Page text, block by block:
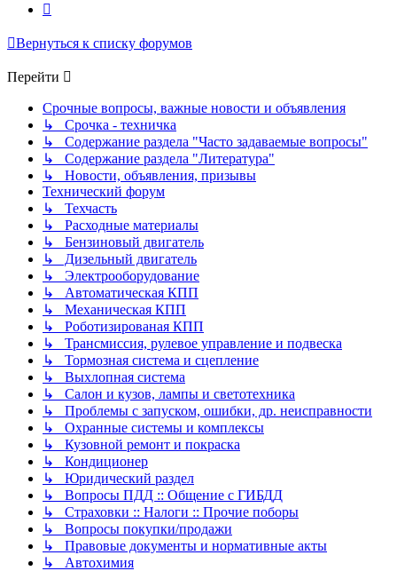
Вернуться к списку форумов
Перейти
Срочные вопросы, важные новости и объявления
↳ Срочка - техничка
↳ Содержание раздела "Часто задаваемые вопросы"
↳ Содержание раздела "Литература"
↳ Новости, объявления, призывы
Технический форум
↳ Техчасть
↳ Расходные материалы
↳ Бензиновый двигатель
↳ Дизельный двигатель
↳ Электрооборудование
↳ Автоматическая КПП
↳ Механическая КПП
↳ Роботизированая КПП
↳ Трансмиссия, рулевое управление и подвеска
↳ Тормозная система и сцепление
↳ Выхлопная система
↳ Салон и кузов, лампы и светотехника
↳ Проблемы с запуском, ошибки, др. неисправности
↳ Охранные системы и комплексы
↳ Кузовной ремонт и покраска
↳ Кондиционер
↳ Юридический раздел
↳ Вопросы ПДД :: Общение с ГИБДД
↳ Страховки :: Налоги :: Прочие поборы
↳ Вопросы покупки/продажи
↳ Правовые документы и нормативные акты
↳ Автохимия